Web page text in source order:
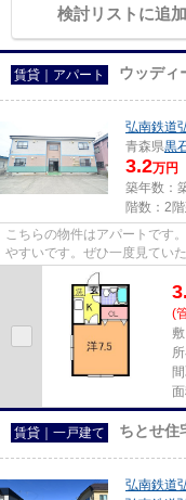
検討リストに追加
賃貸｜アパート ウッディ
弘南鉄道
青森県黒
3.2万円
築年数：
階数：2
こちらの物件はアパートです
やすいです。ぜひ一度見てい
るので人の目は気になってし...
(
賃貸｜一戸建て ちとせ住
弘南鉄道